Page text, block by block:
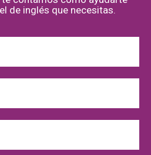
de inglés que necesitas.